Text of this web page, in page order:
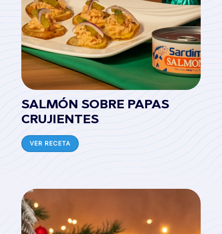
SALMÓN SOBRE PAPAS
CRUJIENTES
VER RECETA